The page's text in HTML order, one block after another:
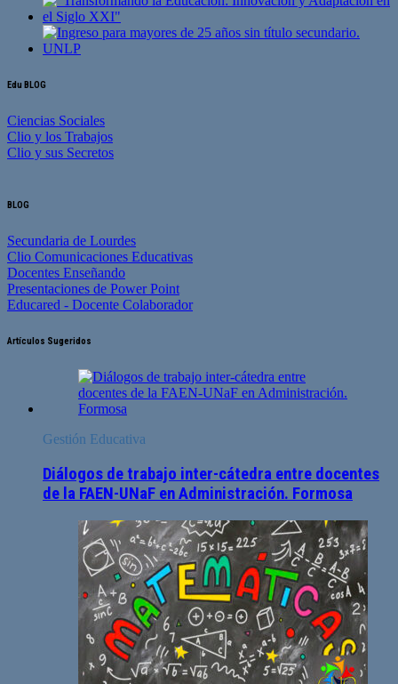
Edu BLOG
Ciencias Sociales
Clio y los Trabajos
Clio y sus Secretos
BLOG
Secundaria de Lourdes
Clio Comunicaciones Educativas
Docentes Enseñando
Presentaciones de Power Point
Educared - Docente Colaborador
Artículos Sugeridos
Gestión Educativa
Diálogos de trabajo inter-cátedra entre docentes
de la FAEN-UNaF en Administración. Formosa